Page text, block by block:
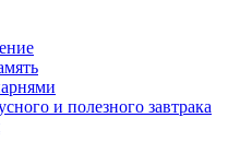
и полезного завтрака